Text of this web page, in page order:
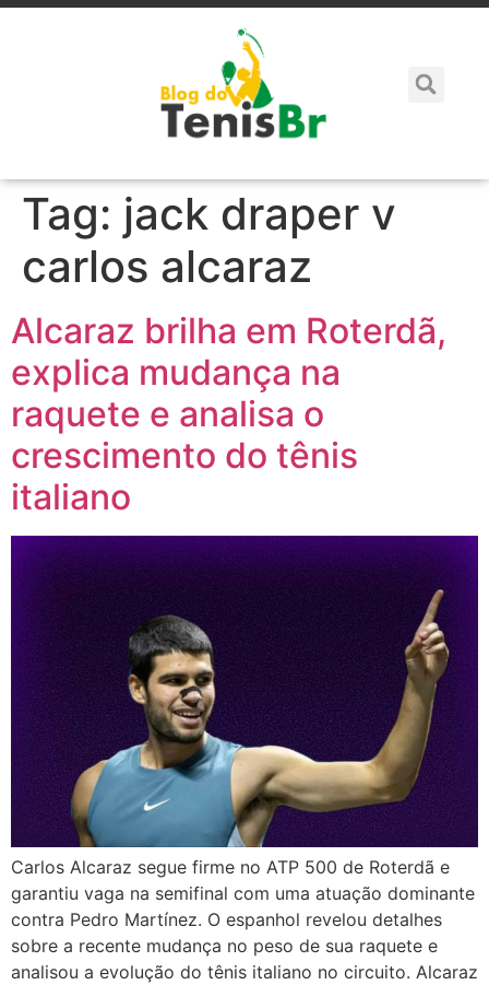
Tag: jack draper v
carlos alcaraz
Alcaraz brilha em Roterdã,
explica mudança na
raquete e analisa o
crescimento do tênis
italiano
Carlos Alcaraz segue firme no ATP 500 de Roterdã e
garantiu vaga na semifinal com uma atuação dominante
contra Pedro Martínez. O espanhol revelou detalhes
sobre a recente mudança no peso de sua raquete e
analisou a evolução do tênis italiano no circuito. Alcaraz